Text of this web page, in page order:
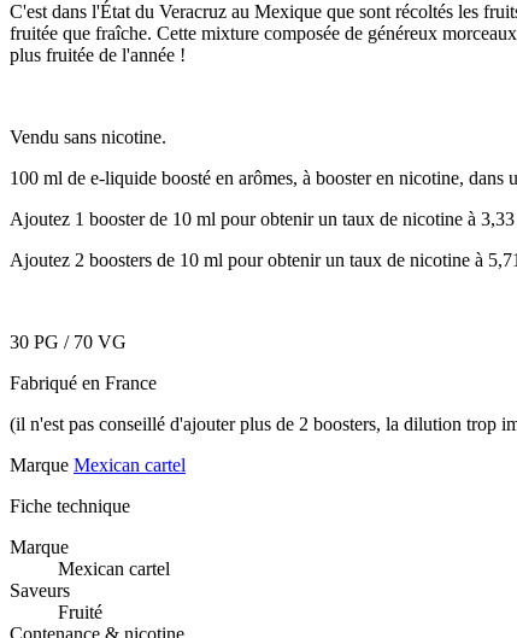
C'est dans l'État du Veracruz au Mexique que sont récoltés les
fruitée que fraîche. Cette mixture composée de généreux
plus fruitée de l'année !
Vendu sans nicotine.
100 ml de e-liquide boosté en arômes, à booster en nicotine,
Ajoutez 1 booster de 10 ml pour obtenir un taux de nicotine à
Ajoutez 2 boosters de 10 ml pour obtenir un taux de nicotine à
30 PG / 70 VG
Fabriqué en France
(il n'est pas conseillé d'ajouter plus de 2 boosters, la dilution trop
Marque Mexican cartel
Fiche technique
Marque
Mexican cartel
Saveurs
Fruité